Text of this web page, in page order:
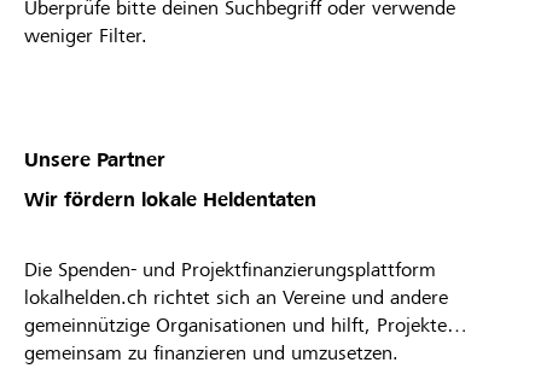
Überprüfe bitte deinen Suchbegriff oder verwende
weniger Filter.
Unsere Partner
Wir fördern lokale Heldentaten
Die Spenden- und Projektfinanzierungsplattform
lokalhelden.ch richtet sich an Vereine und andere
gemeinnützige Organisationen und hilft, Projekte
gemeinsam zu finanzieren und umzusetzen.